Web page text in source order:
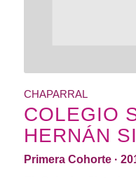
CHAPARRAL
COLEGIO
HERNÁN
Primera Cohorte ·